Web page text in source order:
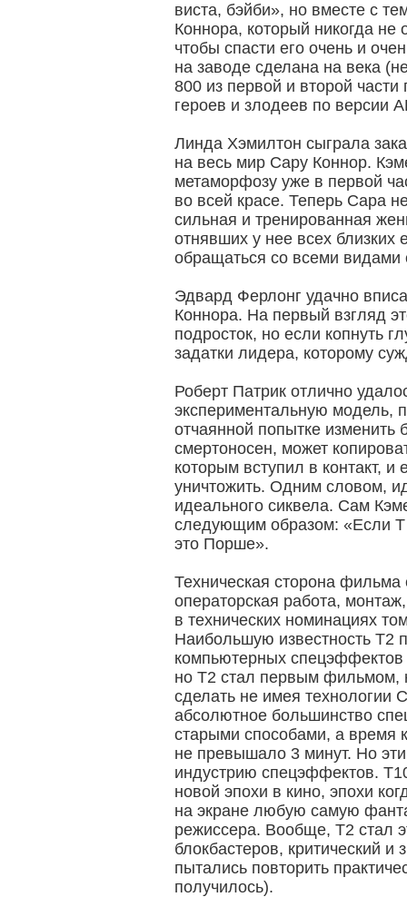
виста, бэйби», но вместе с
Коннора, который никогда не
чтобы спасти его очень и
на заводе сделана на века
800 из первой и второй
героев и злодеев по версии
Линда Хэмилтон сыграла
на весь мир Сару Коннор.
метаморфозу уже в первой
во всей красе. Теперь Сара
сильная и тренированная
отнявших у нее всех
обращаться со всеми видами
Эдвард Ферлонг удачно
Коннора. На первый взгляд
подросток, но если копнуть
задатки лидера, которому
Роберт Патрик отлично
экспериментальную модель,
отчаянной попытке
смертоносен, может
которым вступил в контакт, и
уничтожить. Одним словом,
идеального сиквела. Сам
следующим образом: «Если
это Порше».
Техническая сторона
операторская работа,
в технических номинациях
Наибольшую известность Т2
компьютерных
но Т2 стал первым фильмом,
сделать не имея технологии
абсолютное большинство
старыми способами, а время
не превышало 3 минут. Но
индустрию спецэффектов.
новой эпохи в кино, эпохи
на экране любую самую
режиссера. Вообще, Т2 стал
блокбастеров, критический и
пытались повторить
получилось).